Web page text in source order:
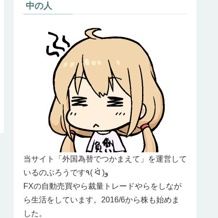
中の人
当サイト「外国為替でつかまえて」を運営して
いるのぶろうです٩( ᐛ )و
FXの自動売買やら裁量トレードやらをしなが
ら生活をしています。2016/6から株も始めま
した。